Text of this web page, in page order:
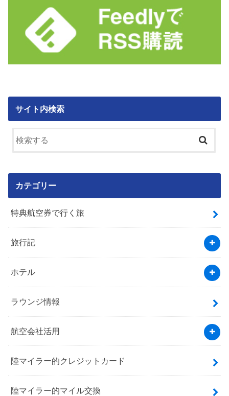
サイト内検索
カテゴリー
特典航空券で行く旅
旅行記
ホテル
ラウンジ情報
航空会社活用
陸マイラー的クレジットカード
陸マイラー的マイル交換